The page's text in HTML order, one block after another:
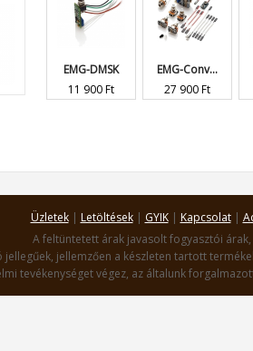
EMG-DMSK
11 900 Ft
EMG-Conv...
27 900 Ft
Üzletek| Letöltések| GYIK| Kapcsolat|
A feltüntetett árak javasolt fogyasztói árak,
jellemzően a készleten tartott
tevékenységet végez, az általunk